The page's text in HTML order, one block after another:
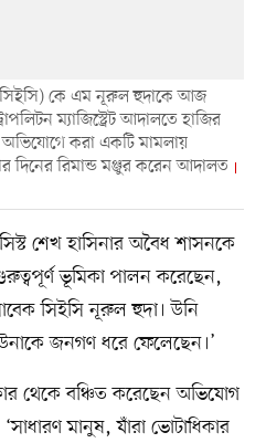
(সিইসি) কে এম নূরুল হুদাকে আজ
ম্যাজিস্ট্রেট আদালতে হাজির
অভিযোগে করা একটি মামলায়
দিনের রিমান্ড মঞ্জুর করেন আদালত
শেখ হাসিনার অবৈধ শাসনকে
ভূমিকা পালন করেছেন,
সিইসি নূরুল হুদা। উনি
জনগণ ধরে ফেলেছেন।’
থেকে বঞ্চিত করেছেন অভিযোগ
মানুষ, যাঁরা ভোটাধিকার